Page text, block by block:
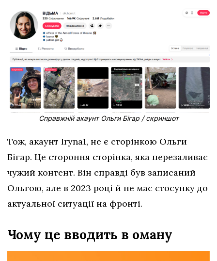
Справжній акаунт Ольги Бігар / скриншот
Тож, акаунт Iryna1, не є сторінкою Ольги
Бігар. Це стороння сторінка, яка перезаливає
чужий контент. Він справді був записаний
Ольгою, але в 2023 році й не має стосунку до
актуальної ситуації на фронті.
Чому це вводить в оману